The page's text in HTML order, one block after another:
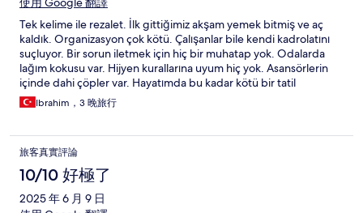
Tek kelime ile rezalet. İlk gittiğimiz akşam yemek bitmiş ve aç
kaldık. Organizasyon çok kötü. Çalışanlar bile kendi kadrolatını
suçluyor. Bir sorun iletmek için hiç bir muhatap yok. Odalarda
lağım kokusu var. Hijyen kurallarına uyum hiç yok. Asansörlerin
içinde dahi çöpler var. Hayatımda bu kadar kötü bir tatil
mekanına rastlamadım. Hiç kimseye tavsiye etmiyorum. Üç
günlük için gelmiştik. Dayanamadık ikinci gün evimize döndük.
Ibrahim，3 晚旅行
旅客真實評論
10/10 好極了
2025 年 6 月 9 日